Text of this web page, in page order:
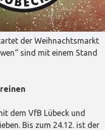
der Weihnachtsmarkt
sind mit einem Stand
dem VfB Lübeck und
Bis zum 24.12. ist der